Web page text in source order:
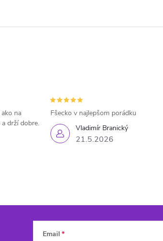
na
drží dobre.
Vladimír Branický
21.5.2026
Fšecko v najlepšom porádku
Email